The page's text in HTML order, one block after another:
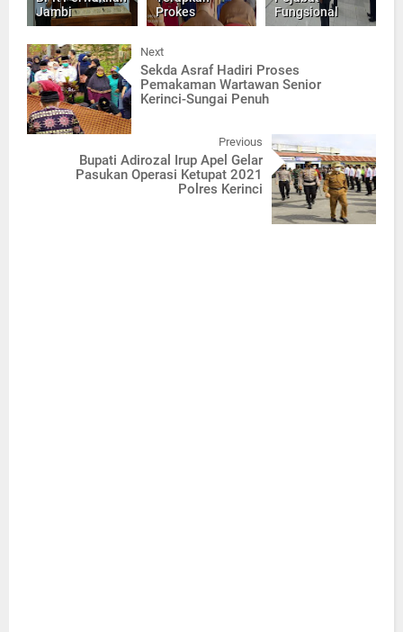
Jambi
Prokes
Fungsional
Next
Sekda Asraf Hadiri Proses
Pemakaman Wartawan Senior
Kerinci-Sungai Penuh
Previous
Bupati Adirozal Irup Apel Gelar
Pasukan Operasi Ketupat 2021
Polres Kerinci